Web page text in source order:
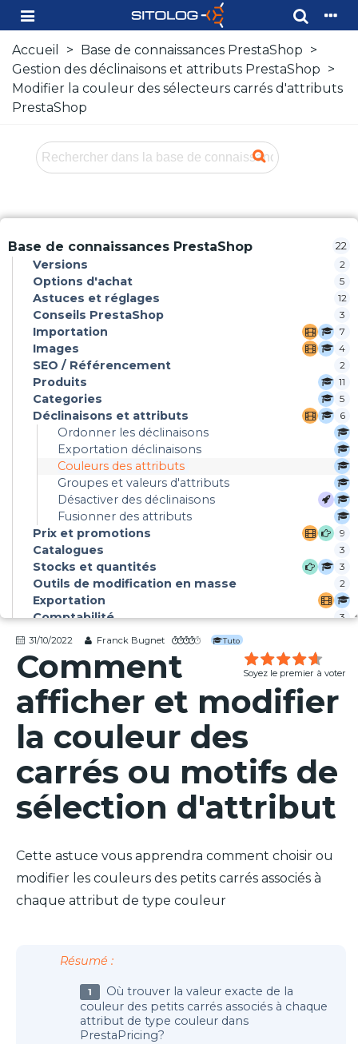
Accueil > Base de connaissances PrestaShop >
Gestion des déclinaisons et attributs PrestaShop >
Modifier la couleur des sélecteurs carrés d'attributs
PrestaShop
Base de connaissances PrestaShop 22
Versions 2
Options d'achat 5
Astuces et réglages 12
Conseils PrestaShop 3
Importation 7
Images 4
SEO / Référencement 2
Produits 11
Categories 5
Déclinaisons et attributs 6
Ordonner les déclinaisons
Exportation déclinaisons
Couleurs des attributs
Groupes et valeurs d'attributs
Désactiver des déclinaisons
Fusionner des attributs
Prix et promotions
9
Catalogues 3
Stocks et quantités 3
Outils de modification en masse 2
Exportation
Comptabilité
3
Réparer PrestaShop
Champs personnalisés
IA - ChatGPT -Gemini....
Automatisation
31/10/2022 Franck Bugnet Tuto
Soyez le premier à voter
Comment
afficher et modifier
la couleur des
carrés ou motifs de
sélection d'attribut
Cette astuce vous apprendra comment choisir ou
modifier les couleurs des petits carrés associés à
chaque attribut de type couleur
Résumé :
Où trouver la valeur exacte de la
couleur des petits carrés associés à chaque
attribut de type couleur dans
PrestaPricing?